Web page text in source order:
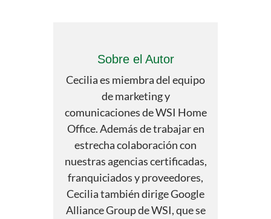
Sobre el Autor
Cecilia es miembra del equipo
de marketing y
comunicaciones de WSI Home
Office. Además de trabajar en
estrecha colaboración con
nuestras agencias certificadas,
franquiciados y proveedores,
Cecilia también dirige Google
Alliance Group de WSI, que se